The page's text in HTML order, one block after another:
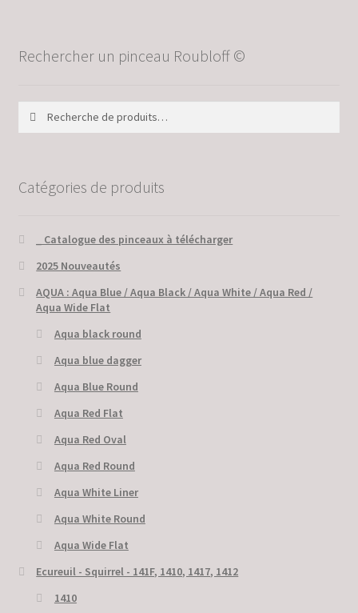
Rechercher un pinceau Roubloff ©
Catégories de produits
_ Catalogue des pinceaux à télécharger
2025 Nouveautés
AQUA : Aqua Blue / Aqua Black / Aqua White / Aqua Red /
Aqua Wide Flat
Aqua black round
Aqua blue dagger
Aqua Blue Round
Aqua Red Flat
Aqua Red Oval
Aqua Red Round
Aqua White Liner
Aqua White Round
Aqua Wide Flat
Ecureuil - Squirrel - 141F, 1410, 1417, 1412
1410